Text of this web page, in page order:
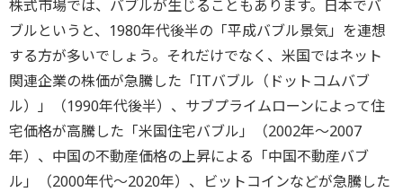
株式市場では、バブルが生じることもあります。日本でバ
ブルというと、1980年代後半の「平成バブル景気」を連想
する方が多いでしょう。それだけでなく、米国ではネット
関連企業の株価が急騰した「ITバブル（ドットコムバブ
ル）」（1990年代後半）、サブプライムローンによって住
宅価格が高騰した「米国住宅バブル」（2002年～2007
年）、中国の不動産価格の上昇による「中国不動産バブ
ル」（2000年代～2020年）、ビットコインなどが急騰した